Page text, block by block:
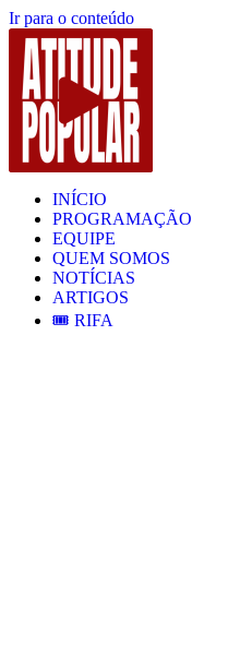
Ir para o conteúdo
INÍCIO
PROGRAMAÇÃO
EQUIPE
QUEM SOMOS
NOTÍCIAS
ARTIGOS
🎟️ RIFA